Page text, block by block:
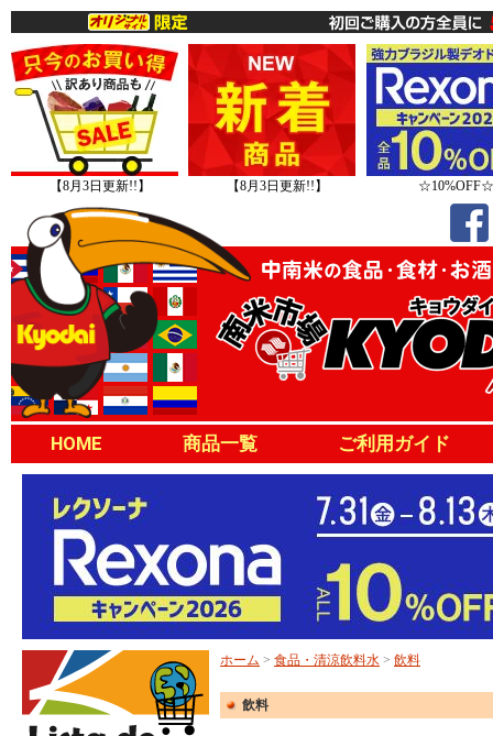
【8月3日更新!!】 【8月3日更新!!】 ☆10%OFF☆
HOME 商品一覧 ご利用ガイド
ホーム > 食品・清涼飲料水 > 飲料
飲料